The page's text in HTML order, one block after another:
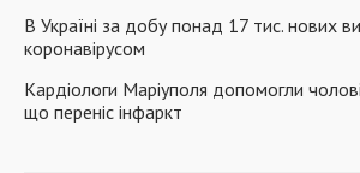
В Україні за добу понад 17 тис. нових
коронавірусом
Кардіологи Маріуполя допомогли
що переніс інфаркт